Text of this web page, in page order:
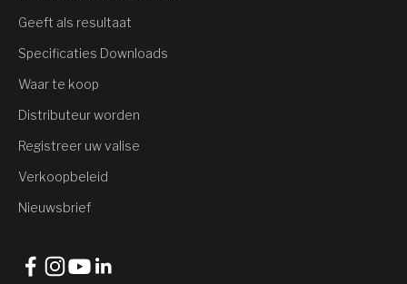
Geeft als resultaat
Specificaties Downloads
Waar te koop
Distributeur worden
Registreer uw valise
Verkoopbeleid
Nieuwsbrief
Korting